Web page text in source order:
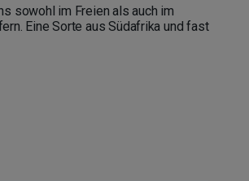
sowohl im Freien als auch im
Eine Sorte aus Südafrika und fast